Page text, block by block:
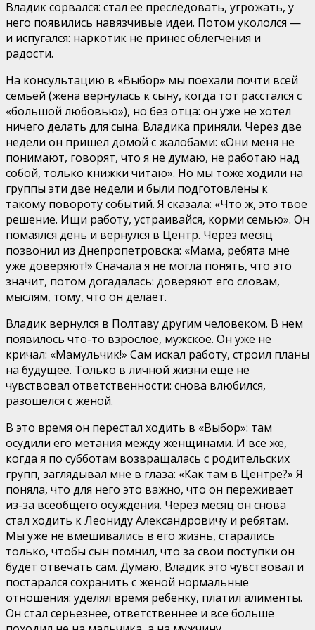
Владик сорвался: стал ее преследовать, угрожать, у
него появились навязчивые идеи. Потом укололся —
и испугался: наркотик не принес облегчения и
радости.
На консультацию в «Выбор» мы поехали почти всей
семьей (жена вернулась к сыну, когда тот расстался с
«большой любовью»), но без отца: он уже не хотел
ничего делать для сына. Владика приняли. Через две
недели он пришел домой с жалобами: «Они меня не
понимают, говорят, что я не думаю, не работаю над
собой, только книжки читаю». Но мы тоже ходили на
группы эти две недели и были подготовлены к
такому повороту событий. Я сказала: «Что ж, это твое
решение. Ищи работу, устраивайся, корми семью». Он
помаялся день и вернулся в Центр. Через месяц
позвонил из Днепропетровска: «Мама, ребята мне
уже доверяют!» Сначала я не могла понять, что это
значит, потом догадалась: доверяют его словам,
мыслям, тому, что он делает.
Владик вернулся в Полтаву другим человеком. В нем
появилось что-то взрослое, мужское. Он уже не
кричал: «Мамульчик!» Сам искал работу, строил планы
на будущее. Только в личной жизни еще не
чувствовал ответственности: снова влюбился,
разошелся с женой.
В это время он перестал ходить в «Выбор»: там
осудили его метания между женщинами. И все же,
когда я по субботам возвращалась с родительских
групп, заглядывал мне в глаза: «Как там в Центре?» Я
поняла, что для него это важно, что он переживает
из-за всеобщего осуждения. Через месяц он снова
стал ходить к Леониду Александровичу и ребятам.
Мы уже не вмешивались в его жизнь, старались
только, чтобы сын помнил, что за свои поступки он
будет отвечать сам. Думаю, Владик это чувствовал и
постарался сохранить с женой нормальные
отношения: уделял время ребенку, платил алименты.
Он стал серьезнее, ответственнее и все больше